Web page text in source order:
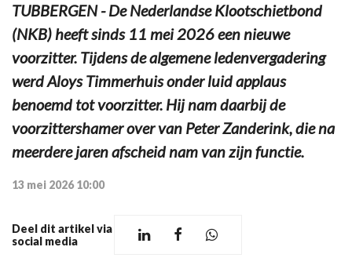
TUBBERGEN - De Nederlandse Klootschietbond
(NKB) heeft sinds 11 mei 2026 een nieuwe
voorzitter. Tijdens de algemene ledenvergadering
werd Aloys Timmerhuis onder luid applaus
benoemd tot voorzitter. Hij nam daarbij de
voorzittershamer over van Peter Zanderink, die na
meerdere jaren afscheid nam van zijn functie.
13 mei 2026 10:00
Deel dit artikel via
social media